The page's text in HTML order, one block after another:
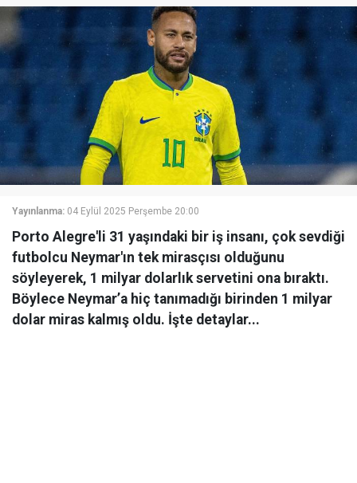
Yayınlanma: 04 Eylül 2025 Perşembe 20:00
Porto Alegre'li 31 yaşındaki bir iş insanı, çok sevdiği
futbolcu Neymar'ın tek mirasçısı olduğunu
söyleyerek, 1 milyar dolarlık servetini ona bıraktı.
Böylece Neymar’a hiç tanımadığı birinden 1 milyar
dolar miras kalmış oldu. İşte detaylar...